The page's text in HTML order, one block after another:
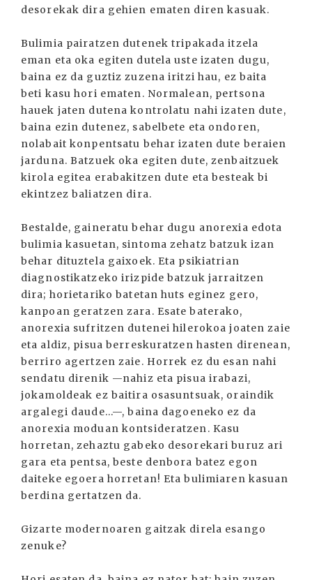
desorekak dira gehien ematen diren kasuak.
Bulimia pairatzen dutenek tripakada itzela
eman eta oka egiten dutela uste izaten dugu,
baina ez da guztiz zuzena iritzi hau, ez baita
beti kasu hori ematen. Normalean, pertsona
hauek jaten dutena kontrolatu nahi izaten dute,
baina ezin dutenez, sabelbete eta ondoren,
nolabait konpentsatu behar izaten dute beraien
jarduna. Batzuek oka egiten dute, zenbaitzuek
kirola egitea erabakitzen dute eta besteak bi
ekintzez baliatzen dira.
Bestalde, gaineratu behar dugu anorexia edota
bulimia kasuetan, sintoma zehatz batzuk izan
behar dituztela gaixoek. Eta psikiatrian
diagnostikatzeko irizpide batzuk jarraitzen
dira; horietariko batetan huts eginez gero,
kanpoan geratzen zara. Esate baterako,
anorexia sufritzen dutenei hilerokoa joaten zaie
eta aldiz, pisua berreskuratzen hasten direnean,
berriro agertzen zaie. Horrek ez du esan nahi
sendatu direnik —nahiz eta pisua irabazi,
jokamoldeak ez baitira osasuntsuak, oraindik
argalegi daude...—, baina dagoeneko ez da
anorexia moduan kontsideratzen. Kasu
horretan, zehaztu gabeko desorekari buruz ari
gara eta pentsa, beste denbora batez egon
daiteke egoera horretan! Eta bulimiaren kasuan
berdina gertatzen da.
Gizarte modernoaren gaitzak direla esango
zenuke?